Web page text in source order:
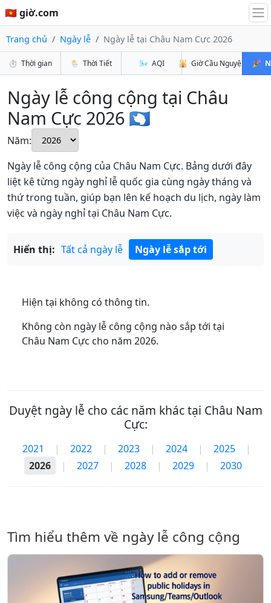
🇻🇳 giờ.com
Trang chủ Ngày lễ Ngày lễ tại Châu Nam Cực 2026
⏱️ Thời gian 🌦️ Thời Tiết 🌬️ AQI 🕌 Giờ Cầu Nguyện 🎉
Ngày lễ công cộng tại Châu
Nam Cực 2026 🇦🇶
Năm:
Ngày lễ công cộng của Châu Nam Cực. Bảng dưới đây
liệt kê từng ngày nghỉ lễ quốc gia cùng ngày tháng và
thứ trong tuần, giúp bạn lên kế hoạch du lịch, ngày làm
việc và ngày nghỉ tại Châu Nam Cực.
Hiển thị: Tất cả ngày lễ Ngày lễ sắp tới
Hiện tại không có thông tin.
Không còn ngày lễ công cộng nào sắp tới tại
Châu Nam Cực cho năm 2026.
Duyệt ngày lễ cho các năm khác tại Châu Nam
Cực:
2021 | 2022 | 2023 | 2024 | 2025
|
2026
| 2027 | 2028 | 2029 | 2030
Tìm hiểu thêm về ngày lễ công cộng